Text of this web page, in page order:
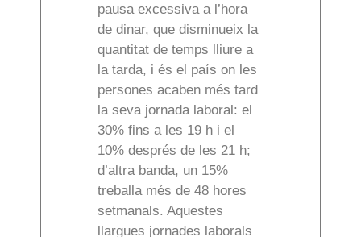
pausa excessiva a l’hora
de dinar, que disminueix la
quantitat de temps lliure a
la tarda, i és el país on les
persones acaben més tard
la seva jornada laboral: el
30% fins a les 19 h i el
10% després de les 21 h;
d’altra banda, un 15%
treballa més de 48 hores
setmanals. Aquestes
llargues jornades laborals